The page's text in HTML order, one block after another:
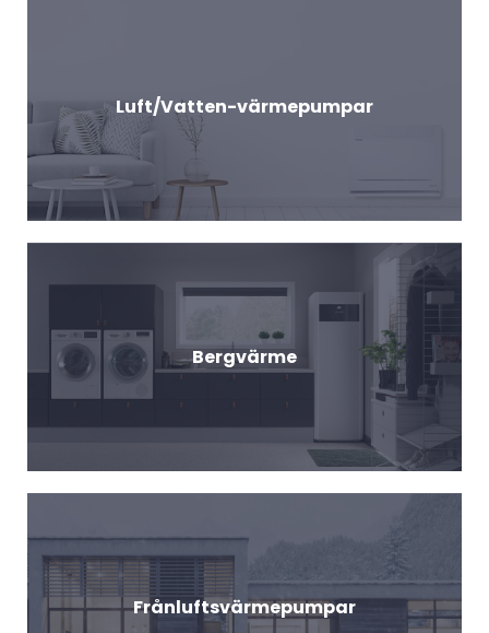
Luft/Vatten-värmepumpar
Bergvärme
Frånluftsvärmepumpar